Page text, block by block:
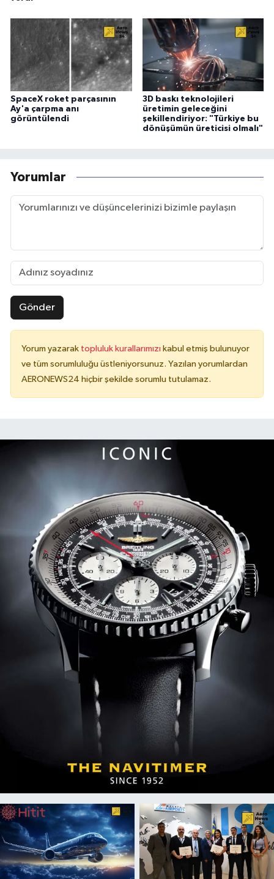
SpaceX roket parçasının
Ay'a çarpma anı
görüntülendi
3D baskı teknolojileri
üretimin geleceğini
şekillendiriyor: "Türkiye bu
dönüşümün üreticisi olmalı"
Yorumlar
Gönder
Yorum yazarak topluluk kurallarımızı kabul etmiş bulunuyor
ve tüm sorumluluğu üstleniyorsunuz. Yazılan yorumlardan
AERONEWS24 hiçbir şekilde sorumlu tutulamaz.